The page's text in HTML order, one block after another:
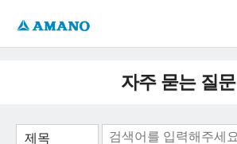
자주 묻는 질문